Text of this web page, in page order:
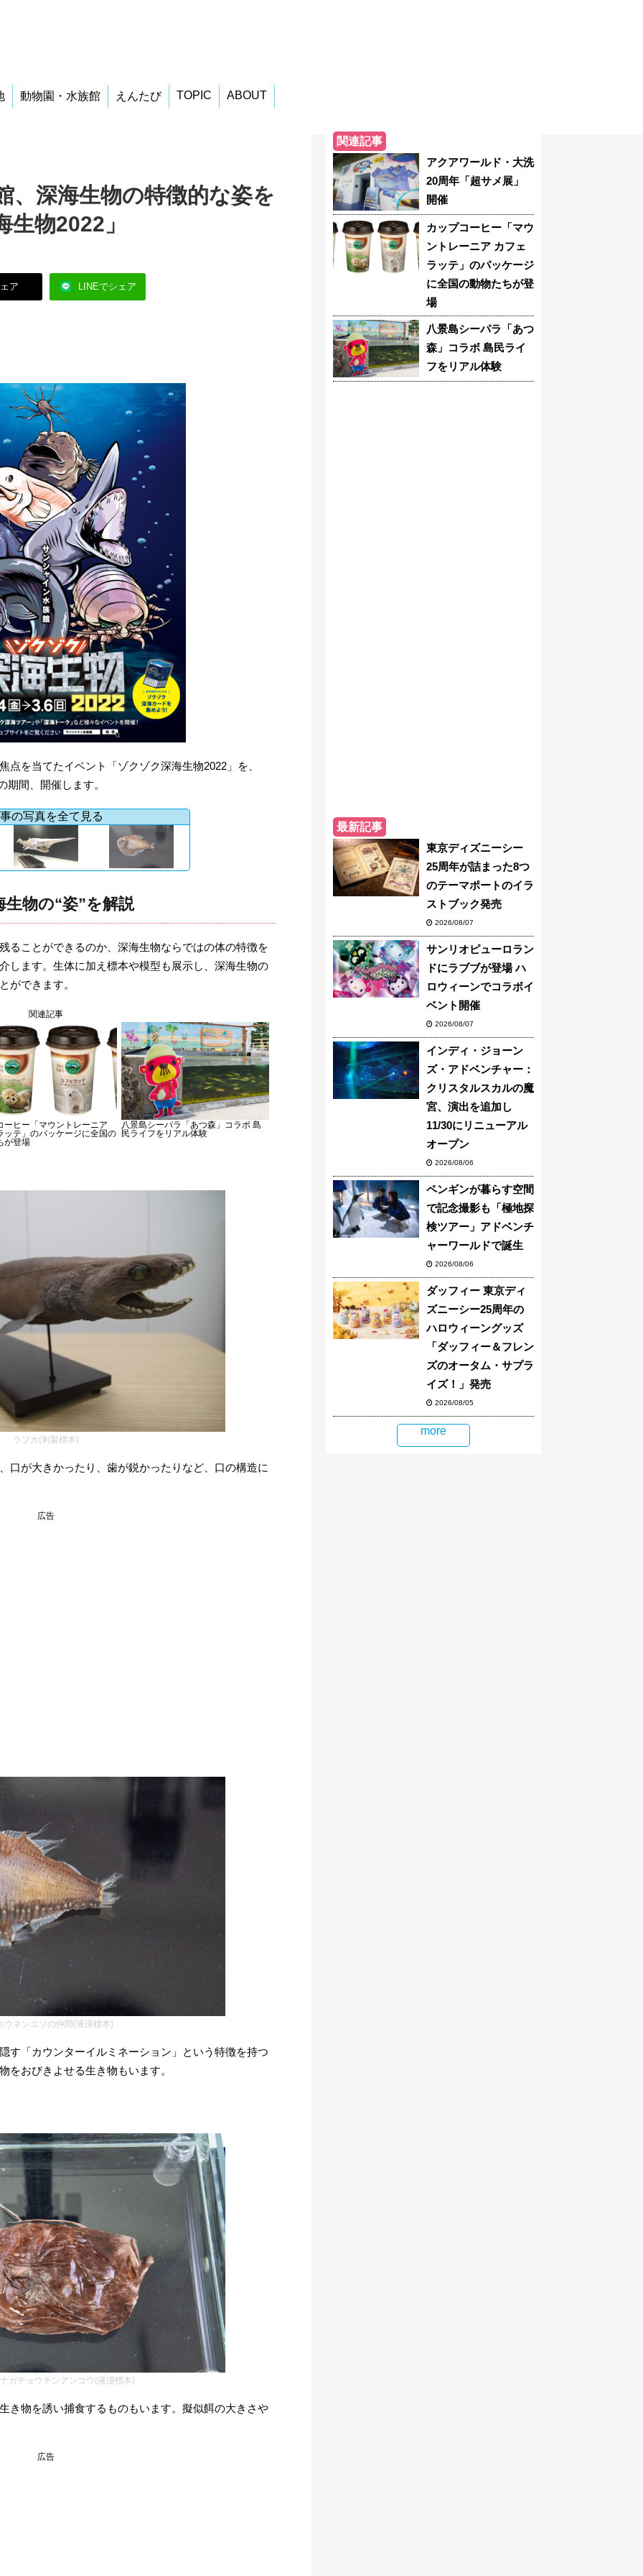
動物園・水族館 えんたび TOPIC ABOUT
、深海生物の特徴的な姿を
物2022」
ア LINEでシェア
点を当てたイベント「ゾクゾク深海生物2022」を、
期間、開催します。
の写真を全て見る
物の“姿”を解説
ることができるのか、深海生物ならではの体の特徴を
します。生体に加え標本や模型も展示し、深海生物の
ができます。
関連記事
ーヒー「マウントレーニア
ッテ」のパッケージに全国の
が登場
八景島シーパラ「あつ森」コラボ 島
民ライフをリアル体験
ラブカ(剥製標本)
口が大きかったり、歯が鋭かったりなど、口の構造に
広告
ウネンエソの仲間(液浸標本)
す「カウンターイルミネーション」という特徴を持つ
をおびきよせる生き物もいます。
ガチョウチンアンコウ(液浸標本)
き物を誘い捕食するものもいます。擬似餌の大きさや
広告
関連記事
アクアワールド・大洗
20周年「超サメ展」
開催
カップコーヒー「マウ
ントレーニア カフェ
ラッテ」のパッケージ
に全国の動物たちが登
場
八景島シーパラ「あつ
森」コラボ 島民ライ
フをリアル体験
最新記事
東京ディズニーシー
25周年が詰まった8つ
のテーマポートのイラ
ストブック発売
2026/08/07
サンリオピューロラン
ドにラブブが登場 ハ
ロウィーンでコラボイ
ベント開催
2026/08/07
インディ・ジョーン
ズ・アドベンチャー：
クリスタルスカルの魔
宮、演出を追加し
11/30にリニューアル
オープン
2026/08/06
ペンギンが暮らす空間
で記念撮影も「極地探
検ツアー」アドベンチ
ャーワールドで誕生
2026/08/06
ダッフィー 東京ディ
ズニーシー25周年の
ハロウィーングッズ
「ダッフィー＆フレン
ズのオータム・サプラ
イズ！」発売
2026/08/05
more